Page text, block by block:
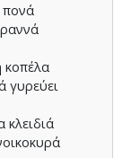
πονά
κοπέλα
γυρεύει